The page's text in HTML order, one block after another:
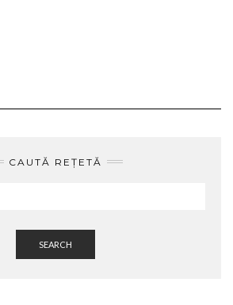
SEARCH